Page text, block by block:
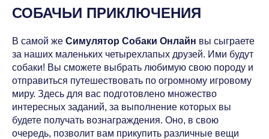
СОБАЧЬИ ПРИКЛЮЧЕНИЯ
В самой же Симулятор Собаки Онлайн вы сыграете
за наших маленьких четырехлапых друзей. Ими будут
собаки! Вы сможете выбрать любимую свою породу и
отправиться путешествовать по огромному игровому
миру. Здесь для вас подготовлено множество
интересных заданий, за выполнение которых вы
будете получать вознаграждения. Оно, в свою
очередь, позволит вам прикупить различные вещи